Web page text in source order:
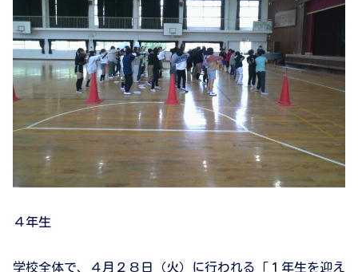
４年生
学校全体で、４月２８日（火）に行われる「１年生を迎え